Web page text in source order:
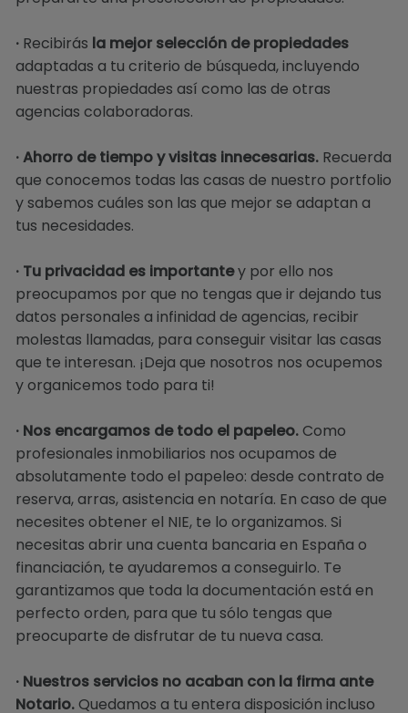
· Recibirás la mejor selección de propiedades
adaptadas a tu criterio de búsqueda, incluyendo
nuestras propiedades así como las de otras
agencias colaboradoras.
· Ahorro de tiempo y visitas innecesarias. Recuerda
que conocemos todas las casas de nuestro portfolio
y sabemos cuáles son las que mejor se adaptan a
tus necesidades.
· Tu privacidad es importantey por ello nos
preocupamos por que no tengas que ir dejando tus
datos personales a infinidad de agencias, recibir
molestas llamadas, para conseguir visitar las casas
que te interesan. ¡Deja que nosotros nos ocupemos
y organicemos todo para ti!
· Nos encargamos de todo el papeleo.Como
profesionales inmobiliarios nos ocupamos de
absolutamente todo el papeleo: desde contrato de
reserva, arras, asistencia en notaría. En caso de que
necesites obtener el NIE, te lo organizamos. Si
necesitas abrir una cuenta bancaria en España o
financiación, te ayudaremos a conseguirlo. Te
garantizamos que toda la documentación está en
perfecto orden, para que tu sólo tengas que
preocuparte de disfrutar de tu nueva casa.
· Nuestros servicios no acaban con la firma ante
Notario.Quedamos a tu entera disposición incluso